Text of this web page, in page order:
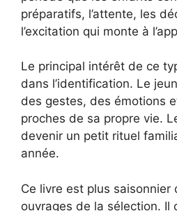
préparatifs, l’attente, les
l’excitation qui monte à
Le principal intérêt de ce
dans l’identification. Le
des gestes, des émotions
proches de sa propre vie.
devenir un petit rituel
année.
Ce livre est plus saisonnier
ouvrages de la sélection. Il